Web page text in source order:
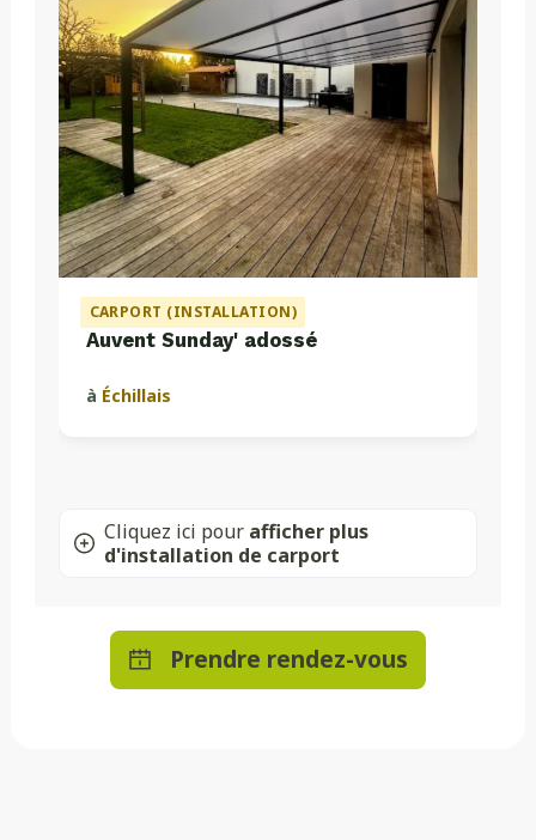
CARPORT (INSTALLATION)
Auvent Sunday' adossé
à Échillais
Cliquez ici pour afficher plus
d'installation de carport
Prendre rendez-vous